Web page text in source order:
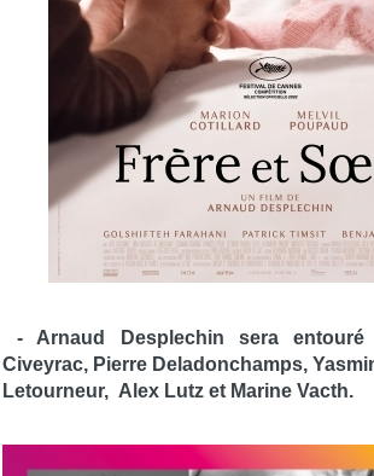
- Arnaud Desplechin sera
Civeyrac, Pierre Deladonchamps,
Letourneur, Alex Lutz et Marine Vacth.